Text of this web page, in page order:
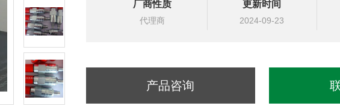
液压油缸，经销力士乐、派克、中国台湾北部等液压元件
厂商性质
代理商
更新时间
2024-09-23
产品咨询